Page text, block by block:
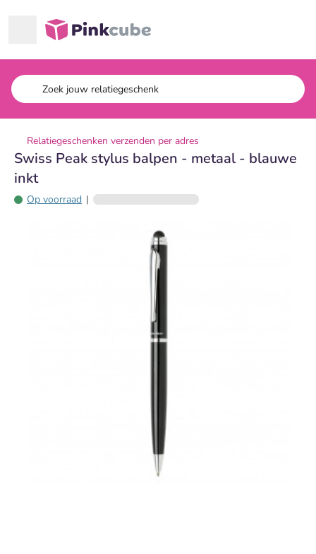
Pinkcube
Relatiegeschenken verzenden per adres
Swiss Peak stylus balpen - metaal - blauwe
inkt
Op voorraad |